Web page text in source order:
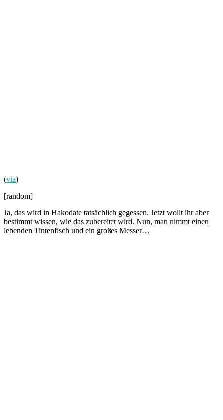
(via)
[random]
Ja, das wird in Hakodate tatsächlich gegessen. Jetzt wollt ihr aber
bestimmt wissen, wie das zubereitet wird. Nun, man nimmt einen
lebenden Tintenfisch und ein großes Messer…